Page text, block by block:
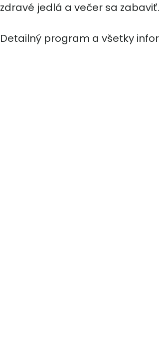
zdravé jedlá a večer sa
Detailný program a všetky